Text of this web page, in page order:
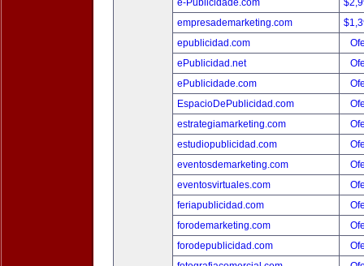
e-Publicidade.com
empresademarketing.com
epublicidad.com
ePublicidad.net
ePublicidade.com
EspacioDePublicidad.com
estrategiamarketing.com
estudiopublicidad.com
eventosdemarketing.com
eventosvirtuales.com
feriapublicidad.com
forodemarketing.com
forodepublicidad.com